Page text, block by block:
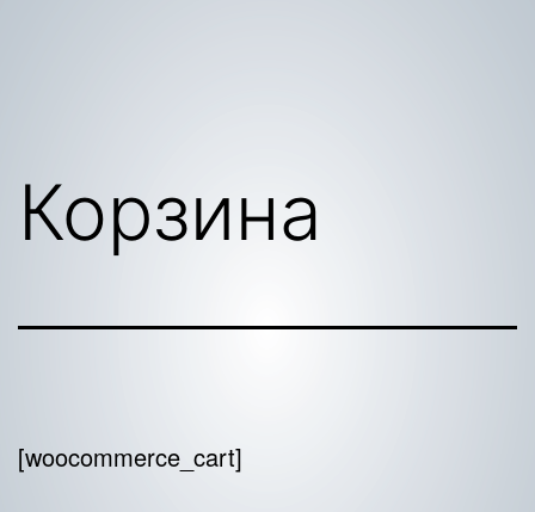
Корзина
[woocommerce_cart]